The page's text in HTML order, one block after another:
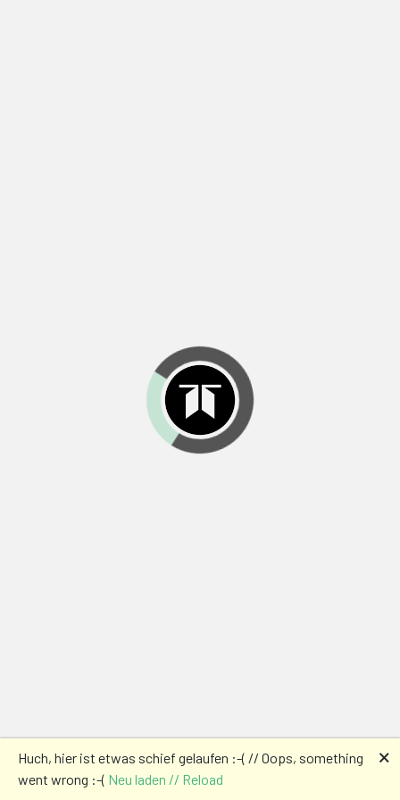
Huch, hier ist etwas schief gelaufen :-( // Oops, something
went wrong :-( Neu laden // Reload
🗙